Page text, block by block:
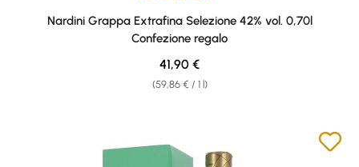
Average rating of 4.59 out of 5 stars
Nardini Grappa Extrafina Selezione 42% vol. 0,70l
Confezione regalo
(59,86 € / 1 l)
Regular price:
41,90 €